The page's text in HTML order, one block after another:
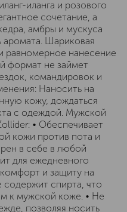
иланга и розового
сочетание, а
амбры и мускуса
аромата. Шариковая
равномерное нанесение
формат не займет
командировок и
Наносить на
кожу, дождаться
с одеждой. Мужской
• Обеспечивает
кожи против пота и
в себе в любой
для ежедневного
и защиту на
спирта, что
к мужской коже. • Не
позволяя носить